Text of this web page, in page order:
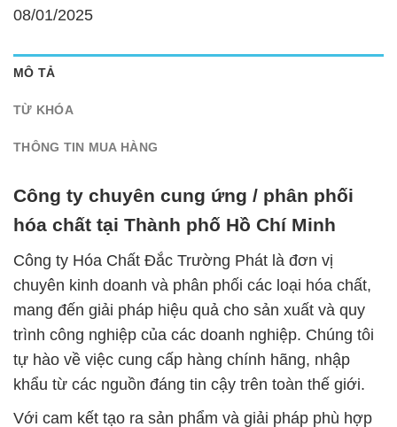
08/01/2025
MÔ TẢ
TỪ KHÓA
THÔNG TIN MUA HÀNG
Công ty chuyên cung ứng / phân phối
hóa chất tại Thành phố Hồ Chí Minh
Công ty Hóa Chất Đắc Trường Phát là đơn vị
chuyên kinh doanh và phân phối các loại hóa chất,
mang đến giải pháp hiệu quả cho sản xuất và quy
trình công nghiệp của các doanh nghiệp. Chúng tôi
tự hào về việc cung cấp hàng chính hãng, nhập
khẩu từ các nguồn đáng tin cậy trên toàn thế giới.
Với cam kết tạo ra sản phẩm và giải pháp phù hợp